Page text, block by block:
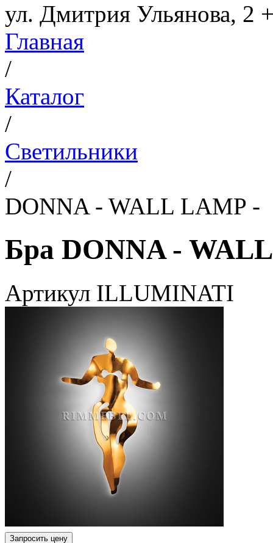
ул. Дмитрия Ульянова, 2
Главная
/
Каталог
/
Светильники
/
DONNA - WALL LAMP -
Бра DONNA -
Артикул ILLUMINATI
Запросить цену